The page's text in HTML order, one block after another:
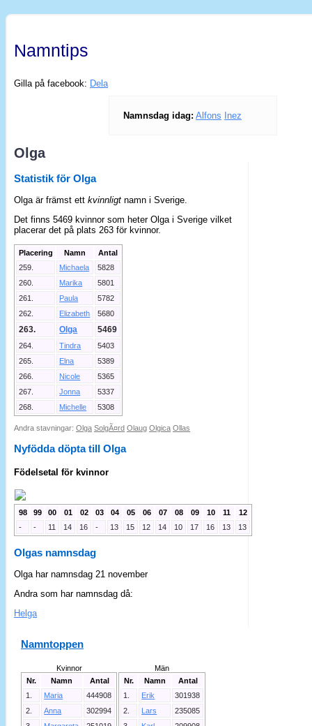
Namntips
Gilla på facebook: Dela
Namnsdag idag: Alfons Inez
Olga
Statistik för Olga
Olga är främst ettkvinnligt namn i Sverige.
Det finns 5469 kvinnor som heter Olga i Sverige vilket
placerar det på plats 263 för kvinnor.
Placering Namn
Antal
259.
Michaela
5828
260.
Marika
5801
261.
Paula
5782
262.
Elizabeth 5680
263. Olga 5469
264. Tindra
5403
265.
Elna
5389
266.
Nicole
5365
267.
Jonna
5337
268.
Michelle 5308
Andra stavningar:Olga SolgÃ¤rd Olaug Olgica Ollas
Nyfödda döpta till Olga
Födelsetal för kvinnor
98 99 00 01 02 03 04 05 06 07 08 09 10 11
12
-
- 11 14 16 - 13 15 12 14 10 17 16 13 13
Olgas namnsdag
Olga har namnsdag 21 november
Andra som har namnsdag då:
Helga
Namntoppen
Kvinnor
Nr.
Namn
Antal
1.
Maria
444908
2.
Anna
302994
Män
Nr.
Namn
Antal
1.
Erik
301938
2.
Lars
235085